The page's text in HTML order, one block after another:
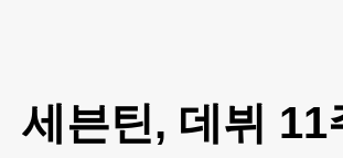
세븐틴, 데뷔 11